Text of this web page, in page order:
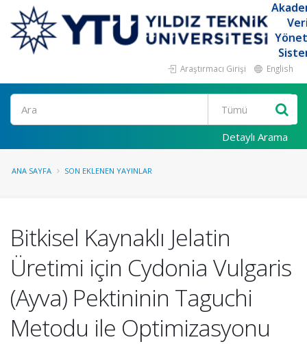
Araştırmacı Girişi English
Ara
Detaylı Arama
ANA SAYFA SON EKLENEN YAYINLAR
Bitkisel Kaynaklı Jelatin
Üretimi için Cydonia Vulgaris
(Ayva) Pektininin Taguchi
Metodu ile Optimizasyonu